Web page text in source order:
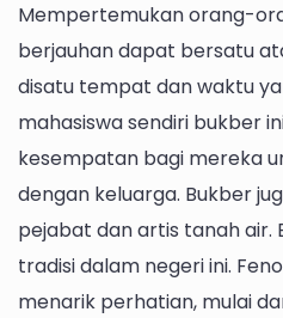
Mempertemukan orang-
berjauhan dapat bersatu
disatu tempat dan waktu
mahasiswa sendiri bukber
kesempatan bagi mereka
dengan keluarga. Bukber
pejabat dan artis tanah air.
tradisi dalam negeri ini.
menarik perhatian, mulai